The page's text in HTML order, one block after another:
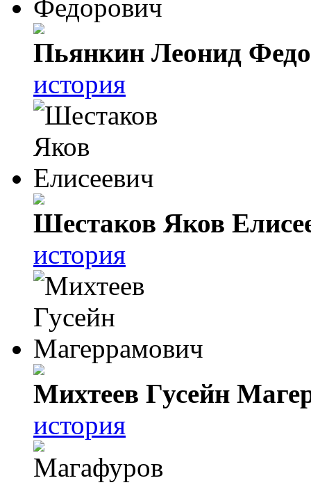
Пьянкин Леонид
история
Шестаков Яков
история
Михтеев Гусейн
история